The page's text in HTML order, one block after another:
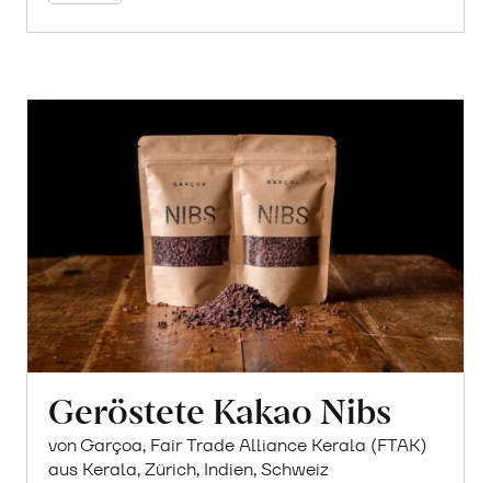
Geröstete Kakao Nibs
von Garçoa, Fair Trade Alliance Kerala (FTAK)
aus Kerala, Zürich, Indien, Schweiz